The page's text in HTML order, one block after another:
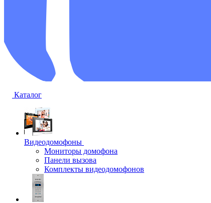
Каталог
Видеодомофоны
Мониторы домофона
Панели вызова
Комплекты видеодомофонов